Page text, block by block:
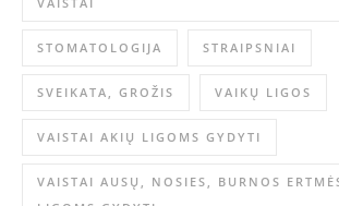
STOMATOLOGIJA STRAIPSNIAI
SVEIKATA, GROŽIS VAIKŲ LIGOS
VAISTAI AKIŲ LIGOMS GYDYTI
VAISTAI AUSŲ, NOSIES, BURNOS